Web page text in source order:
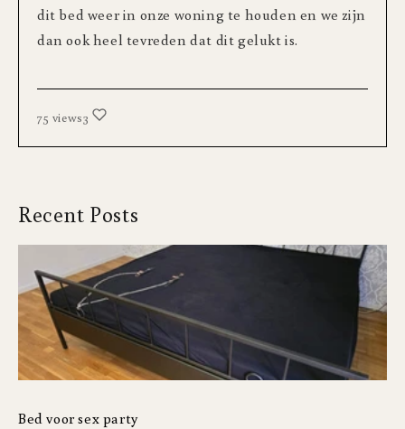
dit bed weer in onze woning te houden en we zijn
dan ook heel tevreden dat dit gelukt is.
75 views3
Recent Posts
Bed voor sex party